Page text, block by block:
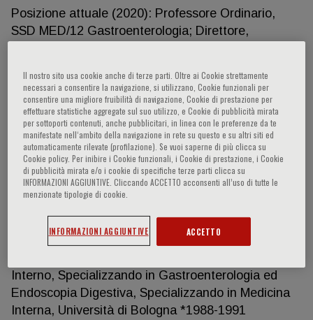
Posizione attuale (2020): Professore Ordinario,
SSD MED/12 Gastroenterologia; Direttore,
“Magna Graecia” (UMG); Direttore, Unità Operativa
Complessa di Fisiopatologia Digestiva, Azienda
Ospedaliera “Mater Domini”, Campus di Germaneto
UMG - Qualificazioni professionali: *Diploma di
Maturità Classica, Catanzaro, 1974;*Laurea in
Medicina e Chirurgia, Università di Bologna, 1980,
110/110 e lode;*Abilitazione medico-chirurgo, 1980,
Endoscopia Digestiva, 1984, 70/70 e lode e in
*Medicina Interna, 1989, 70/70, Università di
Interno, Specializzando in Gastroenterologia ed
Endoscopia Digestiva, Specializzando in Medicina
Interna, Università di Bologna *1988-1991
Il nostro sito usa cookie anche di terze parti. Oltre ai Cookie strettamente
necessari a consentire la navigazione, si utilizzano, Cookie funzionali per
consentire una migliore fruibilità di navigazione, Cookie di prestazione per
effettuare statistiche aggregate sul suo utilizzo, e Cookie di pubblicità mirata
per sottoporti contenuti, anche pubblicitari, in linea con le preferenze da te
manifestate nell‘ambito della navigazione in rete su questo e su altri siti ed
automaticamente rilevate (profilazione). Se vuoi saperne di più clicca su
Cookie policy. Per inibire i Cookie funzionali, i Cookie di prestazione, i Cookie
di pubblicità mirata e/o i cookie di specifiche terze parti clicca su
INFORMAZIONI AGGIUNTIVE. Cliccando ACCETTO acconsenti all’uso di tutte le
menzionate tipologie di cookie.
INFORMAZIONI AGGIUNTIVE ACCETTO